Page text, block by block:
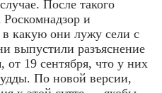
После такого
Роскомнадзор и
в какую они лужу сели с
выпустили разъяснение
19 сентября, что у них
По новой версии,